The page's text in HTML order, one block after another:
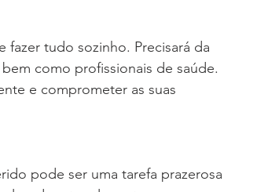
tudo sozinho. Precisará da
como profissionais de saúde.
e comprometer as suas
pode ser uma tarefa prazerosa